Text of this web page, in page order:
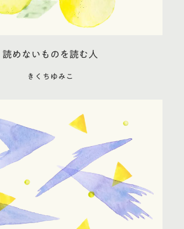
読めないものを読む人
きくちゆみこ